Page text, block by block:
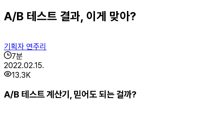
A/B 테스트 결과, 이게 맞아?
기획자 연주리
7분
2022.02.15.
13.3K
A/B 테스트 계산기, 믿어도 되는 걸까?